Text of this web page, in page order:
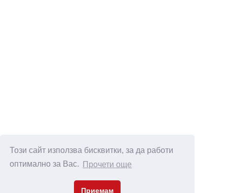
Този сайт използва бисквитки, за да работи
оптимално за Вас.
Прочети още
Приемам